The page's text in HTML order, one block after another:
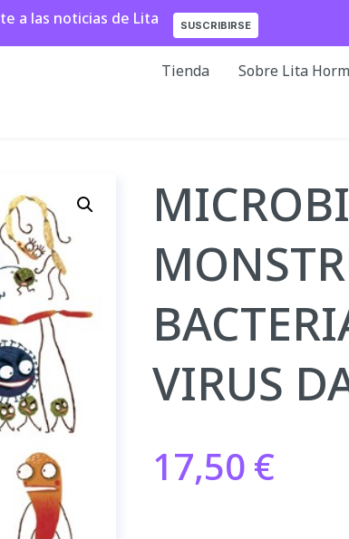
a las noticias de Lita SUSCRIBIRSE
Tienda Sobre Lita
VIRUS
17,50 €